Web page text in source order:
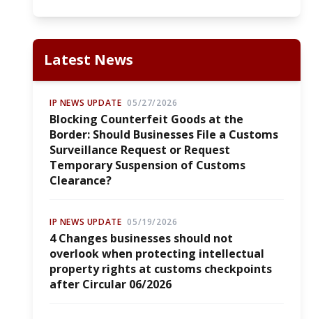
Latest News
IP NEWS UPDATE 05/27/2026
Blocking Counterfeit Goods at the
Border: Should Businesses File a Customs
Surveillance Request or Request
Temporary Suspension of Customs
Clearance?
IP NEWS UPDATE 05/19/2026
4 Changes businesses should not
overlook when protecting intellectual
property rights at customs checkpoints
after Circular 06/2026